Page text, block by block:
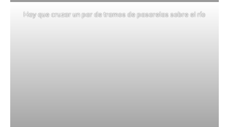
Hay que cruzar un par de tramos de pasarelas sobre el río